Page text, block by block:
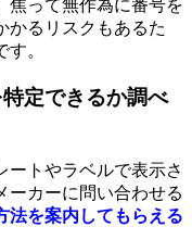
焦って無作為に番号を
かるリスクもあるた
。
定できるか調べ
ートやラベルで表示さ
ーカーに問い合わせる
法を案内してもらえる